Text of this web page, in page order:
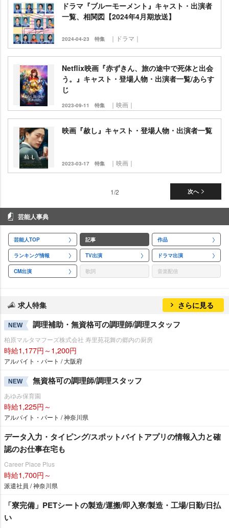
ドラマ『ブルーモーメント』キャスト・出演者
一覧、相関図【2024年4月期放送】
2024-04-23 特集 ｜ドラマ｜
Netflix映画『赤ずきん、旅の途中で死体と出会
う。』キャスト・登場人物・出演者一覧/あらす
じ
2023-09-11 特集 ｜映画｜
映画『赦し』キャスト・登場人物・出演者一覧
2023-03-17 特集 ｜映画｜
次へ
1/2
芸能人事典
芸能人TOP 記事 作品
ランキング情報 TV出演 ドラマ出演
CM出演 歌詞 音楽配信
求人特集 さらに見る
NEW 調理補助・無資格可の調理師/調理スタッフ
柏原マルタマフーズ株式会社 寿里苑花舞の郷内の厨房
時給1,177円～1,200円
アルバイト・パート / 大阪府
NEW 無資格可の調理師/調理スタッフ
あゆみ保育園
時給1,225円～
アルバイト・パート / 神奈川県
データ入力・タイピング/スポットバイトアプリの情報入力と確
認のお仕事在宅も
Career Place Plus
時給1,700円～
派遣社員 / 神奈川県
「寮完備」PETシートの製造/運搬/即入寮/製造・工場/日勤/日払
い